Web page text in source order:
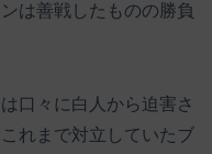
は善戦したものの勝負
口々に白人から迫害さ
れまで対立していたブ